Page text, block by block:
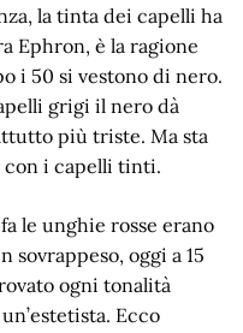
la tinta dei capelli ha
Ephron, è la ragione
i 50 si vestono di nero.
grigi il nero dà
più triste. Ma sta
con i capelli tinti.
le unghie rosse erano
sovrappeso, oggi a 15
ogni tonalità
Ecco